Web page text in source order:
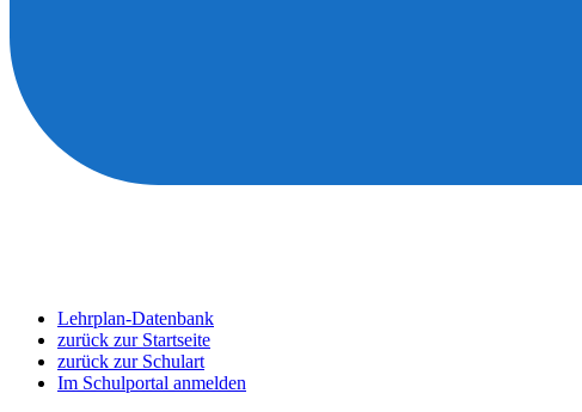
Lehrplan-Datenbank
zurück zur Startseite
zurück zur Schulart
Im Schulportal anmelden